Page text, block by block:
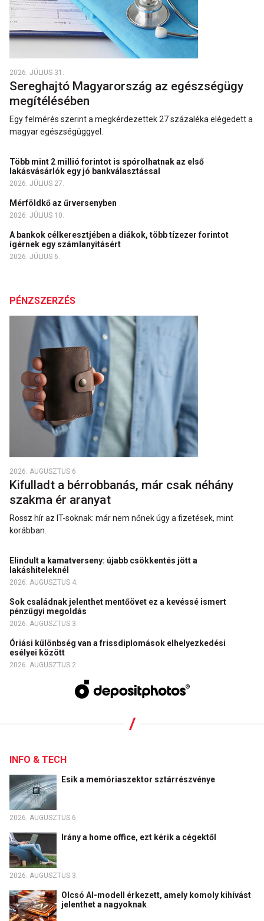
2026. JÚLIUS 31.
Sereghajtó Magyarország az egészségügy
megítélésében
Egy felmérés szerint a megkérdezettek 27 százaléka elégedett a
magyar egészségüggyel.
Több mint 2 millió forintot is spórolhatnak az első
lakásvásárlók egy jó bankválasztással
2026. JÚLIUS 27.
Mérföldkő az űrversenyben
2026. JÚLIUS 10.
A bankok célkeresztjében a diákok, több tízezer forintot
ígérnek egy számlanyitásért
2026. JÚLIUS 6.
PÉNZSZERZÉS
2026. AUGUSZTUS 6.
Kifulladt a bérrobbanás, már csak néhány
szakma ér aranyat
Rossz hír az IT-soknak: már nem nőnek úgy a fizetések, mint
korábban.
Elindult a kamatverseny: újabb csökkentés jött a
lakáshiteleknél
2026. AUGUSZTUS 4.
Sok családnak jelenthet mentőövet ez a kevéssé ismert
pénzügyi megoldás
2026. AUGUSZTUS 3.
Óriási különbség van a frissdiplomások elhelyezkedési
esélyei között
2026. AUGUSZTUS 2.
INFO & TECH
Esik a memóriaszektor sztárrészvénye
2026. AUGUSZTUS 6.
Irány a home office, ezt kérik a cégektől
2026. AUGUSZTUS 3.
Olcsó AI-modell érkezett, amely komoly kihívást
jelenthet a nagyoknak